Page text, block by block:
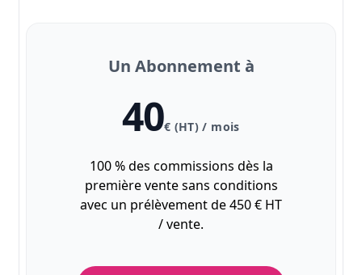
Un Abonnement à
40€ (HT) / mois
100 % des commissions dès la
première vente sans conditions
avec un prélèvement de 450 € HT
/ vente.